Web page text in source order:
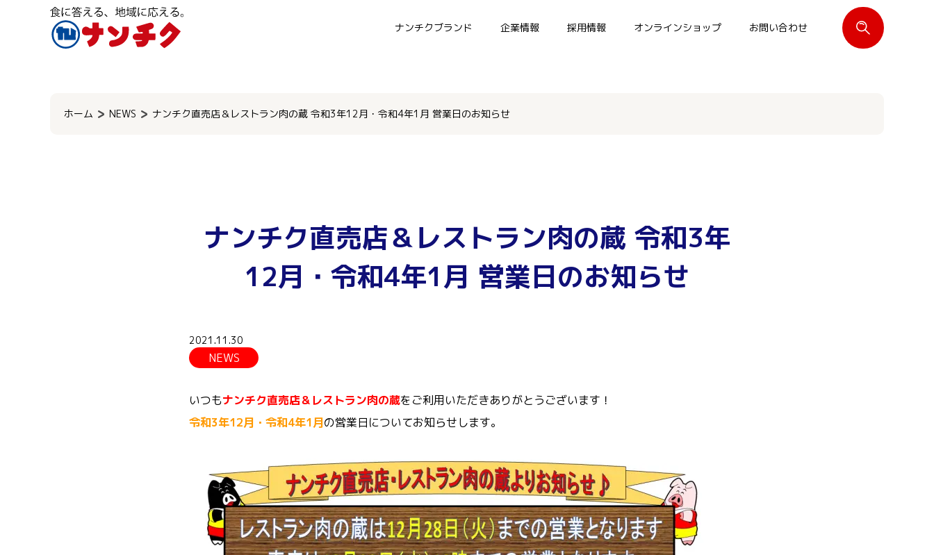
ナンチクブランド 企業情報 採用情報 オンラインショップ お問い合わせ
ホーム NEWS ナンチク直売店＆レストラン肉の蔵 令和3年12月・令和4年1月 営業日のお知らせ
ナンチク直売店＆レストラン肉の蔵 令和3年
12月・令和4年1月 営業日のお知らせ
2021.11.30
NEWS
いつもナンチク直売店＆レストラン肉の蔵をご利用いただきありがとうございます！
令和3年12月・令和4年1月の営業日についてお知らせします。